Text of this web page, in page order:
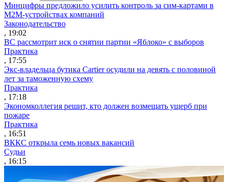
Минцифры предложило усилить контроль за сим-картами в
M2M-устройствах компаний
Законодательство
, 19:02
ВС рассмотрит иск о снятии партии «Яблоко» с выборов
Практика
, 17:55
Экс-владельца бутика Cartier осудили на девять с половиной
лет за таможенную схему
Практика
, 17:18
Экономколлегия решит, кто должен возмещать ущерб при
пожаре
Практика
, 16:51
ВККС открыла семь новых вакансий
Судьи
, 16:15